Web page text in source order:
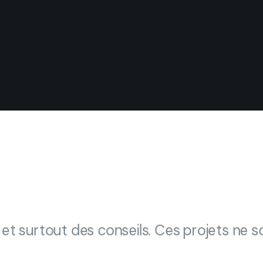
surtout des conseils. Ces projets ne